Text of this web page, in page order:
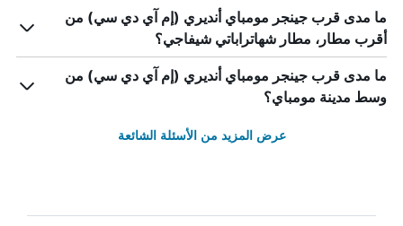
ما مدى قرب جينجر مومباي أنديري (إم آي دي سي) من
أقرب مطار، مطار شهاتراباتي شيفاجي؟
ما مدى قرب جينجر مومباي أنديري (إم آي دي سي) من
وسط مدينة مومباي؟
عرض المزيد من الأسئلة الشائعة